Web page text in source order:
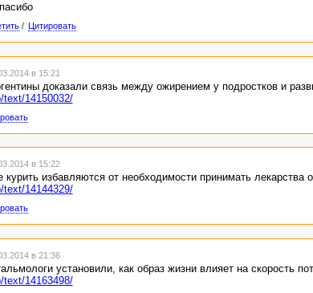
/ Цитировать
в 15:21
доказали связь между ожирением у подростков и
text/14150032/
в 15:22
избавляются от необходимости принимать лекарства
text/14144329/
в 21:36
установили, как образ жизни влияет на скорость
text/14163498/